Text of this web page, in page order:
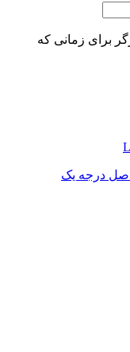
برای زمانی که